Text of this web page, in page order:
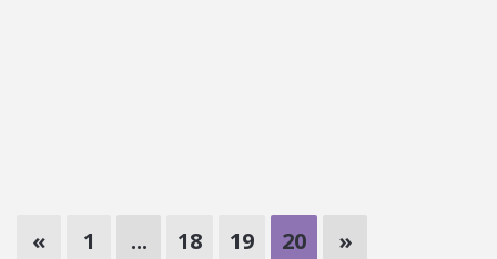
« 1 ... 18 19 20 »